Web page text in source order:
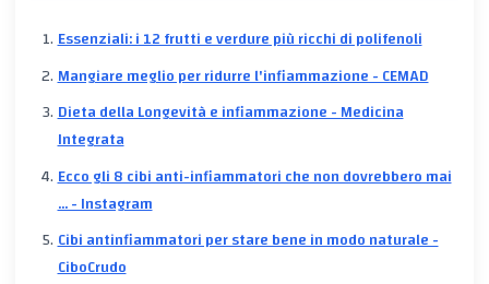
Essenziali: i 12 frutti e verdure più ricchi di polifenoli
Mangiare meglio per ridurre l'infiammazione - CEMAD
Dieta della Longevità e infiammazione - Medicina
Integrata
Ecco gli 8 cibi anti-infiammatori che non dovrebbero mai
... - Instagram
Cibi antinfiammatori per stare bene in modo naturale -
CiboCrudo